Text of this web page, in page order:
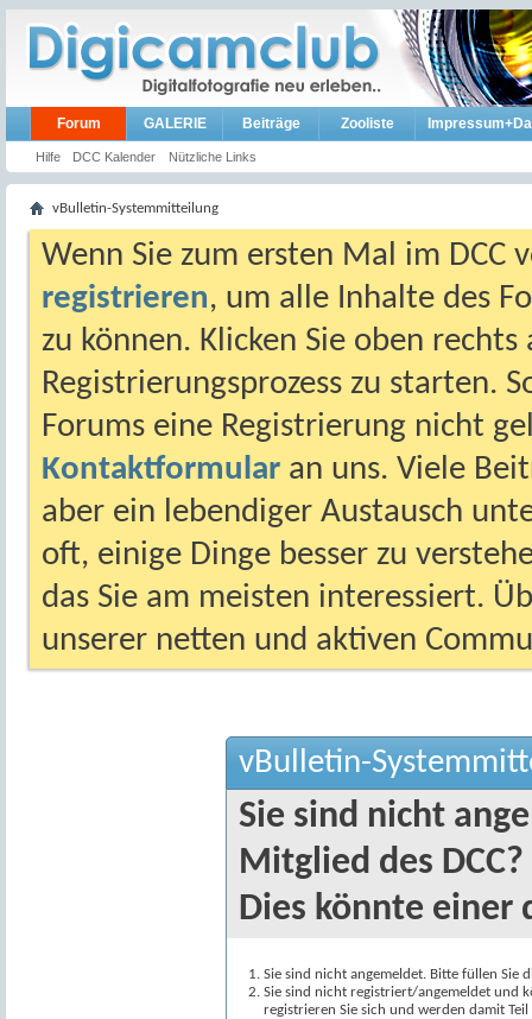
Forum
Hilfe DCC Kalender Nützliche Links
GALERIE Beiträge Zooliste
vBulletin-Systemmitteilung
Wenn Sie zum ersten Mal im DCC
registrieren, um alle Inhalte des
zu können. Klicken Sie oben
Registrierungsprozess zu starten.
Forums eine Registrierung nicht
Kontaktformular an uns. Viele
aber ein lebendiger Austausch
oft, einige Dinge besser zu
das Sie am meisten interessiert.
unserer netten und aktiven
vBulletin-
Sie sind nicht
Mitglied des DCC?
Dies könnte einer
Sie sind nicht angemeldet. Bitte füllen Sie
Sie sind nicht registriert/angemeldet und
registrieren Sie sich und werden damit